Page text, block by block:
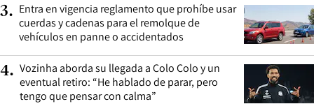
3. Entra en vigencia reglamento que prohíbe usar
cuerdas y cadenas para el remolque de
vehículos en panne o accidentados
4. Vozinha aborda su llegada a Colo Colo y un
eventual retiro: “He hablado de parar, pero
tengo que pensar con calma”